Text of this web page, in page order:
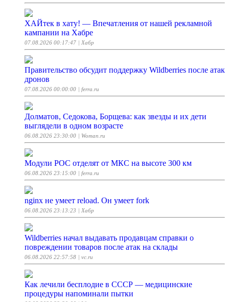
ХАЙтек в хату! — Впечатления от нашей рекламной
кампании на Хабре
07.08.2026 00:17:47 | Хабр
Правительство обсудит поддержку Wildberries после атак
дронов
07.08.2026 00:00:00 | ferra.ru
Долматов, Седокова, Борщева: как звезды и их дети
выглядели в одном возрасте
06.08.2026 23:30:00 | Woman.ru
Модули РОС отделят от МКС на высоте 300 км
06.08.2026 23:15:00 | ferra.ru
nginx не умеет reload. Он умеет fork
06.08.2026 23:13:23 | Хабр
Wildberries начал выдавать продавцам справки о
повреждении товаров после атак на склады
06.08.2026 22:57:58 | vc.ru
Как лечили бесплодие в СССР — медицинские
процедуры напоминали пытки